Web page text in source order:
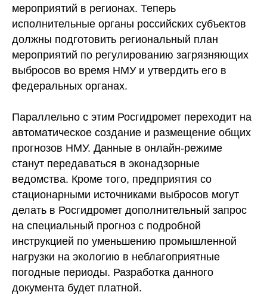
мероприятий в регионах. Теперь
исполнительные органы российских субъектов
должны подготовить региональный план
мероприятий по регулированию загрязняющих
выбросов во время НМУ и утвердить его в
федеральных органах.
Параллельно с этим Росгидромет переходит на
автоматическое создание и размещение общих
прогнозов НМУ. Данные в онлайн-режиме
станут передаваться в эконадзорные
ведомства. Кроме того, предприятия со
стационарными источниками выбросов могут
делать в Росгидромет дополнительный запрос
на специальный прогноз с подробной
инструкцией по уменьшению промышленной
нагрузки на экологию в неблагоприятные
погодные периоды. Разработка данного
документа будет платной.